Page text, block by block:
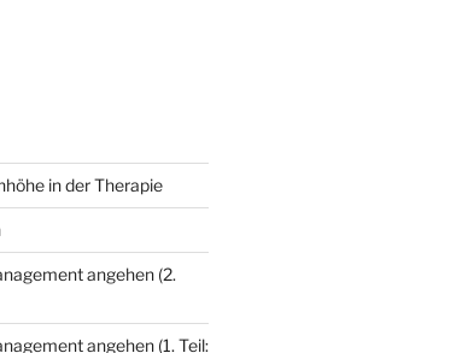
in der Therapie
angehen (2.
angehen (1. Teil: